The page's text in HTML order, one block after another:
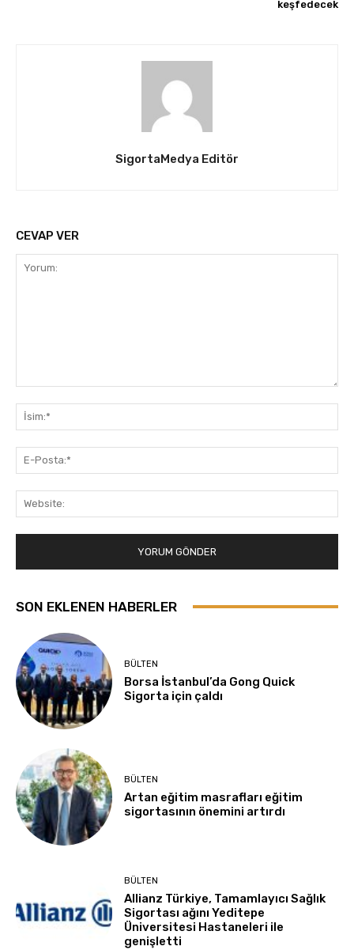
keşfedecek
SigortaMedya Editör
CEVAP VER
SON EKLENEN HABERLER
BÜLTEN
Borsa İstanbul’da Gong Quick
Sigorta için çaldı
BÜLTEN
Artan eğitim masrafları eğitim
sigortasının önemini artırdı
BÜLTEN
Allianz Türkiye, Tamamlayıcı Sağlık
Sigortası ağını Yeditepe
Üniversitesi Hastaneleri ile
genişletti